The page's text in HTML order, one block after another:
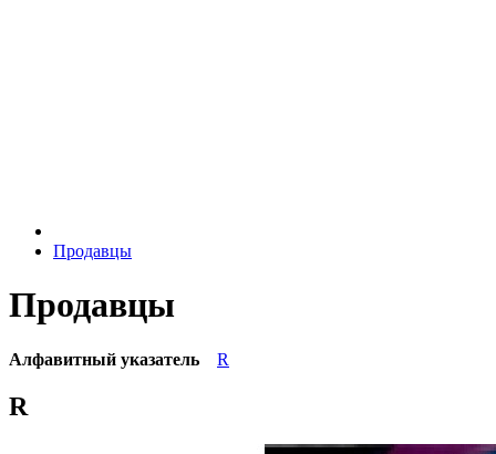
Продавцы
Продавцы
Алфавитный указатель R
R